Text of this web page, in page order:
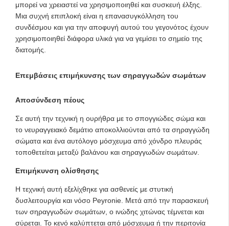
μπορεί να χρειαστεί να χρησιμοποιηθεί και συσκευή έλξης.
Μια συχνή επιπλοκή είναι η επανασυγκόλληση του
συνδέσμου και για την αποφυγή αυτού του γεγονότος έχουν
χρησιμοποιηθεί διάφορα υλικά για να γεμίσει το σημείο της
διατομής.
Επεμβάσεις επιμήκυνσης των σηραγγωδών σωμάτων
Αποσύνδεση πέους
Σε αυτή την τεχνική η ουρήθρα με το σπογγιώδες σώμα και
το νευραγγειακό δεμάτιο αποκολλιούνται από τα σηραγγώδη
σώματα και ένα αυτόλογο μόσχευμα από χόνδρο πλευράς
τοποθετείται μεταξύ βαλάνου και σηραγγωδών σωμάτων.
Επιμήκυνση ολίσθησης
Η τεχνική αυτή εξελίχθηκε για ασθενείς με στυτική
δυσλειτουργία και νόσο Peyronie. Μετά από την παρασκευή
των σηραγγωδών σωμάτων, ο ινώδης χιτώνας τέμνεται και
σύρεται. Το κενό καλύπτεται από μόσχευμα ή την περιτονία